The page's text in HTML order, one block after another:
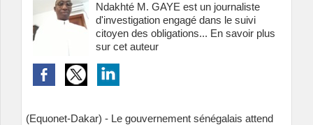
Ndakhté M. GAYE est un journaliste
d'investigation engagé dans le suivi
citoyen des obligations... En savoir plus
sur cet auteur
(Equonet-Dakar) - Le gouvernement sénégalais attend